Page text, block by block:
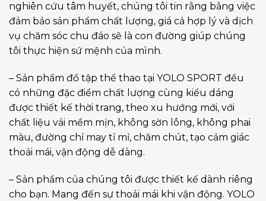
nghiên cứu tâm huyết, chúng tôi tin rằng bằng việc
đảm bảo sản phẩm chất lượng, giá cả hợp lý và dịch
vụ chăm sóc chu đáo sẽ là con đường giúp chúng
tôi thực hiện sứ mệnh của mình.
– Sản phẩm đồ tập thể thao tại YOLO SPORT đều
có những đặc điểm chất lượng cùng kiểu dáng
được thiết kế thời trang, theo xu hướng mới, với
chất liệu vải mềm mịn, không sờn lông, không phai
màu, đường chỉ may tỉ mỉ, chăm chút, tạo cảm giác
thoải mái, vận động dễ dàng.
– Sản phẩm của chúng tôi được thiết kế dành riêng
cho bạn. Mang đến sự thoải mái khi vận động. YOLO